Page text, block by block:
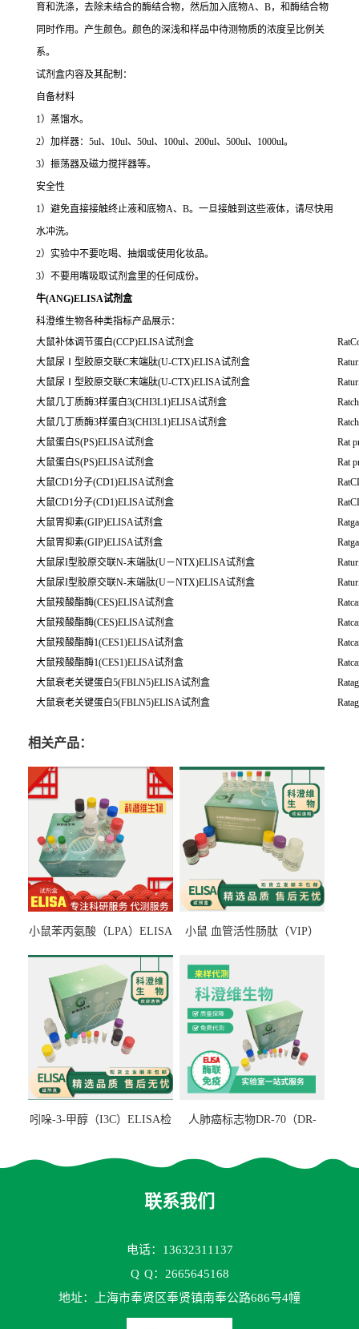
育和洗涤，去除未结合的酶结合物，然后加入底物A、B，和酶结合物
同时作用。产生颜色。颜色的深浅和样品中待测物质的浓度呈比例关
系。
试剂盒内容及其配制：
自备材料
1）蒸馏水。
2）加样器：5ul、10ul、50ul、100ul、200ul、500ul、1000ul。
3）振荡器及磁力搅拌器等。
安全性
1）避免直接接触终止液和底物A、B。一旦接触到这些液体，请尽快用
水冲洗。
2）实验中不要吃喝、抽烟或使用化妆品。
3）不要用嘴吸取试剂盒里的任何成份。
牛(ANG)ELISA试剂盒
科澄维生物各种类指标产品展示：
大鼠补体调节蛋白(CCP)ELISA试剂盒
大鼠尿Ⅰ型胶原交联C末端肽(U-CTX)ELISA试剂盒
大鼠尿Ⅰ型胶原交联C末端肽(U-CTX)ELISA试剂盒
大鼠几丁质酶3样蛋白3(CHI3L1)ELISA试剂盒
大鼠几丁质酶3样蛋白3(CHI3L1)ELISA试剂盒
大鼠蛋白S(PS)ELISA试剂盒
Rat
大鼠蛋白S(PS)ELISA试剂盒
Rat
大鼠CD1分子(CD1)ELISA试剂盒
大鼠CD1分子(CD1)ELISA试剂盒
大鼠胃抑素(GIP)ELISA试剂盒
大鼠胃抑素(GIP)ELISA试剂盒
大鼠尿I型胶原交联N-末端肽(U－NTX)ELISA试剂盒
大鼠尿I型胶原交联N-末端肽(U－NTX)ELISA试剂盒
大鼠羧酸酯酶(CES)ELISA试剂盒
大鼠羧酸酯酶(CES)ELISA试剂盒
大鼠羧酸酯酶1(CES1)ELISA试剂盒
大鼠羧酸酯酶1(CES1)ELISA试剂盒
大鼠衰老关键蛋白5(FBLN5)ELISA试剂盒
大鼠衰老关键蛋白5(FBLN5)ELISA试剂盒
相关产品：
小鼠苯丙氨酸（LPA）ELISA
小鼠 血管活性肠肽（VIP）
吲哚-3-甲醇（I3C）ELISA检
人肺癌标志物DR-70（DR-
联系我们
电话：13632311137
Q Q：2665645168
地址：上海市奉贤区奉贤镇南奉公路686号4幢